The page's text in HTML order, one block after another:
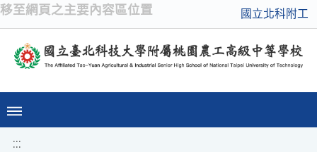
移至網頁之主要內容區位置 國立北科附工
:::